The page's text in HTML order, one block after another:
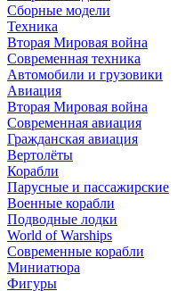
Сборные модели
Техника
Вторая Мировая война
Современная техника
Автомобили и грузовики
Авиация
Вторая Мировая война
Современная авиация
Гражданская авиация
Вертолёты
Корабли
Парусные и пассажирские
Военные корабли
Подводные лодки
World of Warships
Современные корабли
Миниатюра
Фигуры